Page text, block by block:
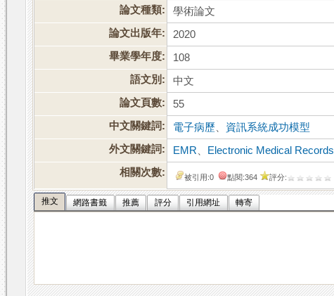
論文種類:
學術論文
論文出版年:
2020
畢業學年度:
108
語文別:
中文
論文頁數:
55
中文關鍵詞:
電子病歷
資訊系統成功模型
外文關鍵詞:
EMR Electronic Medical Records
相關次數:
被引用:0 點閱:364 評分:
推文 網路書籤 推薦 評分 引用網址 轉寄